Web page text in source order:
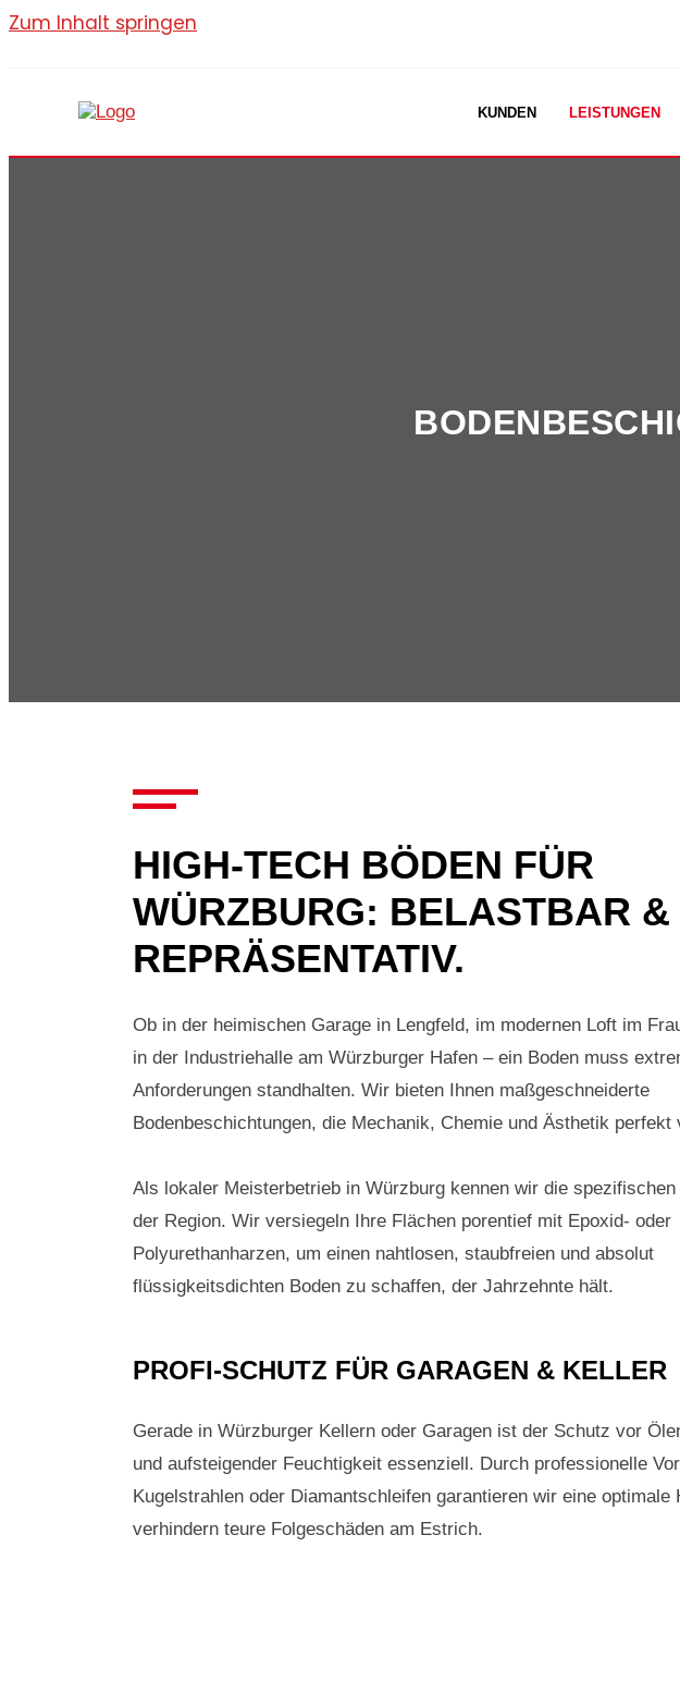
Zum Inhalt springen
KUNDEN LEISTUNGEN
HIGH-TECH BÖDEN FÜR
WÜRZBURG: BELASTBAR &
REPRÄSENTATIV.
Ob in der heimischen Garage in Lengfeld, im modernen Loft im
in der Industriehalle am Würzburger Hafen – ein Boden muss
Anforderungen standhalten. Wir bieten Ihnen maßgeschneiderte
Bodenbeschichtungen, die Mechanik, Chemie und Ästhetik perfekt
Als lokaler Meisterbetrieb in Würzburg kennen wir die spezifischen
der Region. Wir versiegeln Ihre Flächen porentief mit Epoxid- oder
Polyurethanharzen, um einen nahtlosen, staubfreien und absolut
flüssigkeitsdichten Boden zu schaffen, der Jahrzehnte hält.
PROFI-SCHUTZ FÜR GARAGEN & KELLER
Gerade in Würzburger Kellern oder Garagen ist der Schutz vor
und aufsteigender Feuchtigkeit essenziell. Durch professionelle
Kugelstrahlen oder Diamantschleifen garantieren wir eine optimale
verhindern teure Folgeschäden am Estrich.